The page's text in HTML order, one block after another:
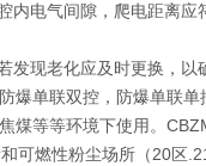
内电气间隙，爬电距离应
发现老化应及时更换，以
爆单联双控，防爆单联
煤等等环境下使用。
可燃性粉尘场所（20区